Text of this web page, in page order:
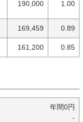
190,000 1.00
169,459 0.89
161,200 0.85
年間0円
-